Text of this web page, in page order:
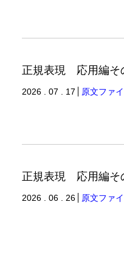
正規表現 応用編
2026 . 07 . 17 原文ファ
正規表現 応用編
2026 . 06 . 26 原文ファ